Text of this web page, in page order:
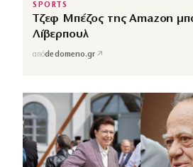
SPORTS
Τζεφ Μπέζος της Amazon
Λίβερπουλ
απόdedomeno.gr ↗